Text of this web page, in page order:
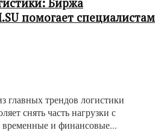
Биржа
помогает специалистам
главных трендов логистики
снять часть нагрузки с
временные и финансовые...